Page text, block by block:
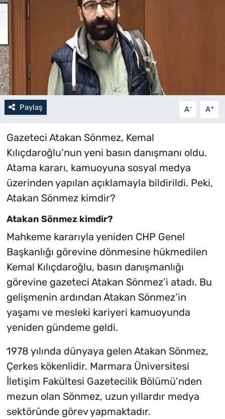
Paylaş A- A+
Gazeteci Atakan Sönmez, Kemal
Kılıçdaroğlu’nun yeni basın danışmanı oldu.
Atama kararı, kamuoyuna sosyal medya
üzerinden yapılan açıklamayla bildirildi. Peki,
Atakan Sönmez kimdir?
Atakan Sönmez kimdir?
Mahkeme kararıyla yeniden CHP Genel
Başkanlığı görevine dönmesine hükmedilen
Kemal Kılıçdaroğlu, basın danışmanlığı
görevine gazeteci Atakan Sönmez’i atadı. Bu
gelişmenin ardından Atakan Sönmez’in
yaşamı ve mesleki kariyeri kamuoyunda
yeniden gündeme geldi.
1978 yılında dünyaya gelen Atakan Sönmez,
Çerkes kökenlidir. Marmara Üniversitesi
İletişim Fakültesi Gazetecilik Bölümü’nden
mezun olan Sönmez, uzun yıllardır medya
sektöründe görev yapmaktadır.